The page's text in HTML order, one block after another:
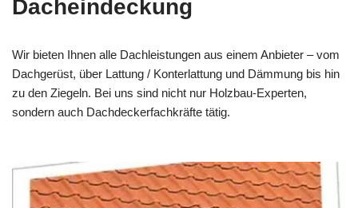
Dacheindeckung
Wir bieten Ihnen alle Dachleistungen aus einem Anbieter – vom
Dachgerüst, über Lattung / Konterlattung und Dämmung bis hin
zu den Ziegeln. Bei uns sind nicht nur Holzbau-Experten,
sondern auch Dachdeckerfachkräfte tätig.